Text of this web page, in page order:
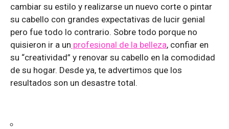
cambiar su estilo y realizarse un nuevo corte o pintar
su cabello con grandes expectativas de lucir genial
pero fue todo lo contrario. Sobre todo porque no
quisieron ir a un profesional de la belleza, confiar en
su “creatividad” y renovar su cabello en la comodidad
de su hogar. Desde ya, te advertimos que los
resultados son un desastre total.